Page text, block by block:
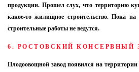
продукции. Прошел слух, что территорию
какое-то жилищное строительство. Пока на
строительные работы не ведутся.
6. РОСТОВСКИЙ КОНСЕРВНЫЙ
Плодоовощной завод появился на